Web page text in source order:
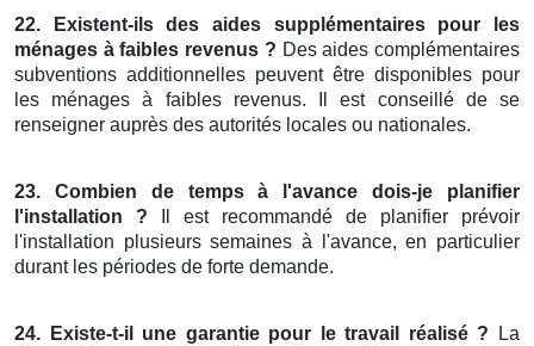
22. Existent-ils des aides supplémentaires pour les
ménages à faibles revenus ? Des aides complémentaires
subventions additionnelles peuvent être disponibles pour
les ménages à faibles revenus. Il est conseillé de se
renseigner auprès des autorités locales ou nationales.
23. Combien de temps à l'avance dois-je planifier
l'installation ? Il est recommandé de planifier prévoir
l'installation plusieurs semaines à l'avance, en particulier
durant les périodes de forte demande.
24. Existe-t-il une garantie pour le travail réalisé ? La